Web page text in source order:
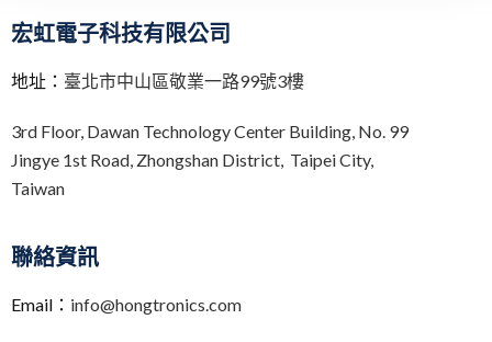
宏虹電子科技有限公司
地址： 臺北市中山區敬業一路99號3樓
3rd Floor, Dawan Technology Center Building, No. 99
Jingye 1st Road, Zhongshan District, Taipei City,
Taiwan
聯絡資訊
Email： info@hongtronics.com